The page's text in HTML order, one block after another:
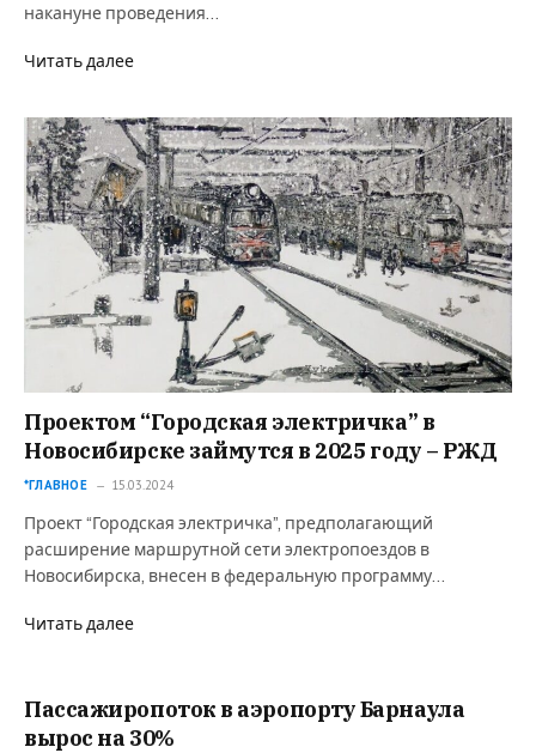
накануне проведения…
Читать далее
Проектом “Городская электричка” в
Новосибирске займутся в 2025 году – РЖД
*ГЛАВНОЕ 15.03.2024
Проект “Городская электричка”, предполагающий
расширение маршрутной сети электропоездов в
Новосибирска, внесен в федеральную программу…
Читать далее
Пассажиропоток в аэропорту Барнаула
вырос на 30%